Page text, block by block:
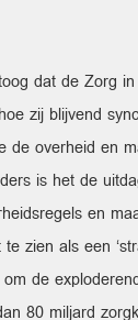
dat de Zorg
zij blijvend
de overheid en
is het de
en
zien als een
de
80 miljard